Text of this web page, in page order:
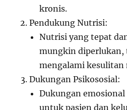
kronis.
Pendukung Nutrisi:
Nutrisi yang tepat
mungkin diperlukan,
mengalami kesulitan
Dukungan Psikososial:
Dukungan
untuk pasien dan